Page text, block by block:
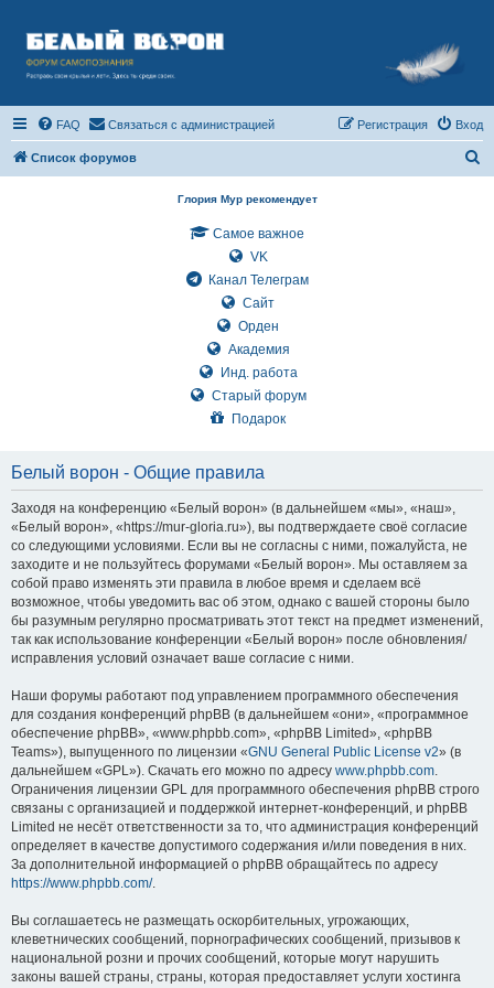
FAQ Связаться с администрацией Вход
Регистрация
Список форумов
Глория Мур рекомендует
Самое важное
VK
Канал Телеграм
Сайт
Орден
Академия
Инд. работа
Старый форум
Подарок
Белый ворон - Общие правила
Заходя на конференцию «Белый ворон» (в дальнейшем «мы», «наш»,
«Белый ворон», «https://mur-gloria.ru»), вы подтверждаете своё согласие
со следующими условиями. Если вы не согласны с ними, пожалуйста, не
заходите и не пользуйтесь форумами «Белый ворон». Мы оставляем за
собой право изменять эти правила в любое время и сделаем всё
возможное, чтобы уведомить вас об этом, однако с вашей стороны было
бы разумным регулярно просматривать этот текст на предмет изменений,
так как использование конференции «Белый ворон» после обновления/
исправления условий означает ваше согласие с ними.
Наши форумы работают под управлением программного обеспечения
для создания конференций phpBB (в дальнейшем «они», «программное
обеспечение phpBB», «www.phpbb.com», «phpBB Limited», «phpBB
Teams»), выпущенного по лицензии «GNU General Public License v2» (в
дальнейшем «GPL»). Скачать его можно по адресу www.phpbb.com
Ограничения лицензии GPL для программного обеспечения phpBB строго
связаны с организацией и поддержкой интернет-конференций, и phpBB
Limited не несёт ответственности за то, что администрация конференций
определяет в качестве допустимого содержания и/или поведения в них.
За дополнительной информацией о phpBB обращайтесь по адресу
https://www.phpbb.com/.
Вы соглашаетесь не размещать оскорбительных, угрожающих,
клеветнических сообщений, порнографических сообщений, призывов к
национальной розни и прочих сообщений, которые могут нарушить
законы вашей страны, страны, которая предоставляет услуги хостинга